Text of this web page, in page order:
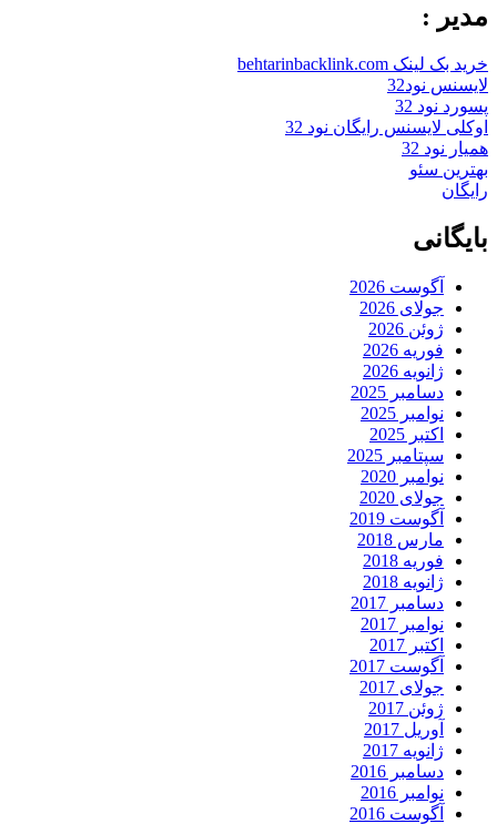
مدیر :
خرید بک لینک behtarinbacklink.com
لایسنس نود32
پسورد نود 32
اوکلی لایسنس رایگان نود 32
همیار نود 32
بهترین سئو
رایگان
بایگانی
آگوست 2026
جولای 2026
ژوئن 2026
فوریه 2026
ژانویه 2026
دسامبر 2025
نوامبر 2025
اکتبر 2025
سپتامبر 2025
نوامبر 2020
جولای 2020
آگوست 2019
مارس 2018
فوریه 2018
ژانویه 2018
دسامبر 2017
نوامبر 2017
اکتبر 2017
آگوست 2017
جولای 2017
ژوئن 2017
آوریل 2017
ژانویه 2017
دسامبر 2016
نوامبر 2016
آگوست 2016